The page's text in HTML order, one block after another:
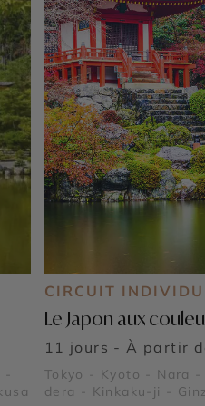
CIRCUIT
Le Japon aux
11 jours - À partir
Tokyo - Kyoto - Nara -
dera - Kinkaku-ji -